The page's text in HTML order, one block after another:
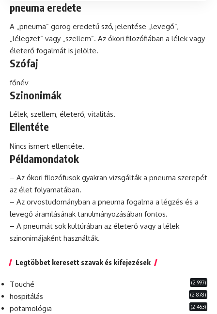
pneuma eredete
A „pneuma” görög eredetű szó, jelentése „levegő”,
„lélegzet” vagy „szellem”. Az ókori filozófiában a lélek vagy
életerő fogalmát is jelölte.
Szófaj
főnév
Szinonimák
Lélek, szellem, életerő, vitalitás.
Ellentéte
Nincs ismert ellentéte.
Példamondatok
– Az ókori filozófusok gyakran vizsgálták a pneuma szerepét
az élet folyamatában.
– Az orvostudományban a pneuma fogalma a légzés és a
levegő áramlásának tanulmányozásában fontos.
– A pneumát sok kultúrában az életerő vagy a lélek
szinonimájaként használták.
Legtöbbet keresett szavak és kifejezések
Touché (2 997)
hospitálás (2 878)
potamológia (2 463)